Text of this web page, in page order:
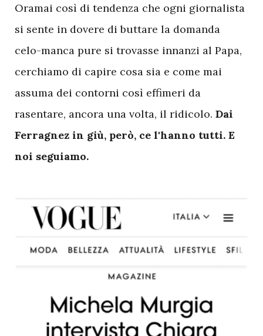
Oramai così di tendenza che ogni giornalista
si sente in dovere di buttare la domanda
celo-manca pure si trovasse innanzi al Papa,
cerchiamo di capire cosa sia e come mai
assuma dei contorni così effimeri da
rasentare, ancora una volta, il ridicolo. Dai
Ferragnez in giù, però, ce l'hanno tutti. E
noi seguiamo.